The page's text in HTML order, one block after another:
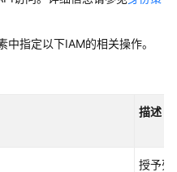
指定以下IAM的相关操作。
描述
授予列